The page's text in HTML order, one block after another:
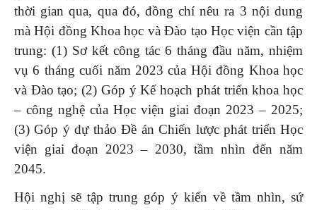
thời gian qua, qua đó, đồng chí nêu ra 3 nội dung
mà Hội đồng Khoa học và Đào tạo Học viện cần tập
trung: (1) Sơ kết công tác 6 tháng đầu năm, nhiệm
vụ 6 tháng cuối năm 2023 của Hội đồng Khoa học
và Đào tạo; (2) Góp ý Kế hoạch phát triển khoa học
– công nghệ của Học viện giai đoạn 2023 – 2025;
(3) Góp ý dự thảo Đề án Chiến lược phát triển Học
viện giai đoạn 2023 – 2030, tầm nhìn đến năm
2045.
Hội nghị sẽ tập trung góp ý kiến về tầm nhìn, sứ